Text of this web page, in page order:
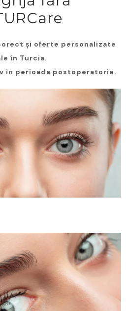
și oferte personalizate
în Turcia.
în perioada postoperatorie.